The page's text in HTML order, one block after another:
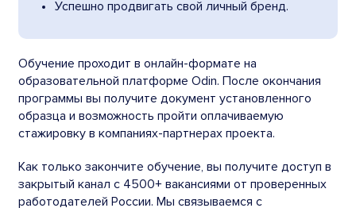
Успешно продвигать свой личный бренд.
Обучение проходит в онлайн-формате на
образовательной платформе Odin. После окончания
программы вы получите документ установленного
образца и возможность пройти оплачиваемую
стажировку в компаниях-партнерах проекта.
Как только закончите обучение, вы получите доступ в
закрытый канал с 4500+ вакансиями от проверенных
работодателей России. Мы связываемся с